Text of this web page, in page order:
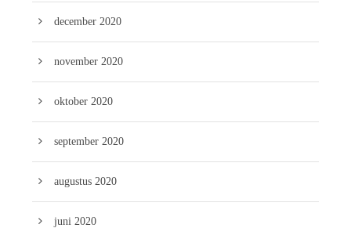
december 2020
november 2020
oktober 2020
september 2020
augustus 2020
juni 2020